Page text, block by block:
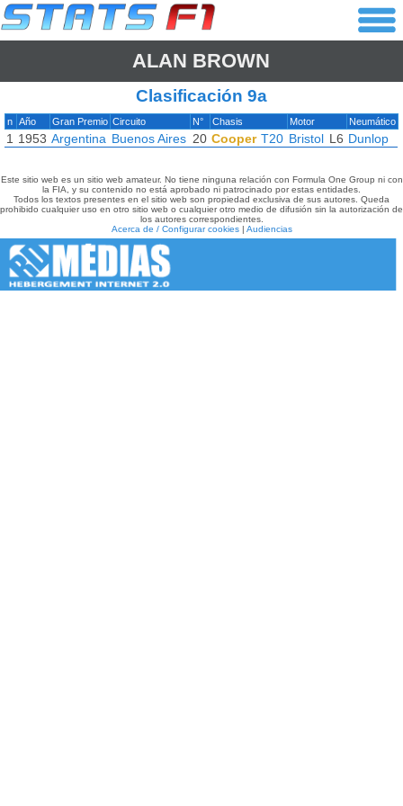
ALAN BROWN
Clasificación 9a
n Año Gran Premio Circuito N° Chasis Motor Neumático
1 1953 Argentina Buenos Aires 20 Cooper T20 Bristol L6 Dunlop
Este sitio web es un sitio web amateur. No tiene ninguna relación con Formula One Group ni con
la FIA, y su contenido no está aprobado ni patrocinado por estas entidades.
Todos los textos presentes en el sitio web son propiedad exclusiva de sus autores. Queda
prohibido cualquier uso en otro sitio web o cualquier otro medio de difusión sin la autorización de
los autores correspondientes.
Acerca de / Configurar cookies| Audiencias